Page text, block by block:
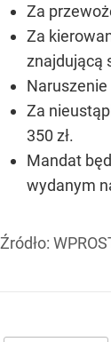
Za
Za
znajdującą
Za
350 zł.
Mandat
wydanym
Źródło: